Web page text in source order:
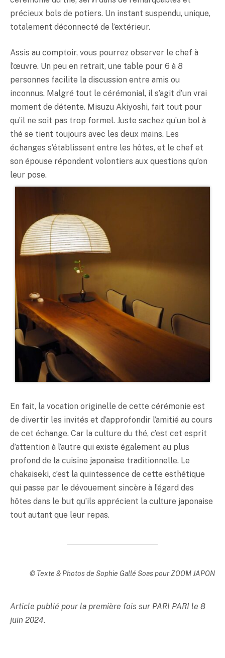
précieux bols de potiers. Un instant suspendu, unique,
totalement déconnecté de l’extérieur.
Assis au comptoir, vous pourrez observer le chef à
l’œuvre. Un peu en retrait, une table pour 6 à 8
personnes facilite la discussion entre amis ou
inconnus. Malgré tout le cérémonial, il s’agit d’un vrai
moment de détente. Misuzu Akiyoshi, fait tout pour
qu’il ne soit pas trop formel. Juste sachez qu’un bol à
thé se tient toujours avec les deux mains. Les
échanges s’établissent entre les hôtes, et le chef et
son épouse répondent volontiers aux questions qu’on
leur pose.
En fait, la vocation originelle de cette cérémonie est
de divertir les invités et d’approfondir l’amitié au cours
de cet échange. Car la culture du thé, c’est cet esprit
d’attention à l’autre qui existe également au plus
profond de la cuisine japonaise traditionnelle. Le
chakaiseki, c’est la quintessence de cette esthétique
qui passe par le dévouement sincère à l’égard des
hôtes dans le but qu’ils apprécient la culture japonaise
tout autant que leur repas.
© Texte & Photos de Sophie Gallé Soas pour ZOOM JAPON
Article publié pour la première fois sur PARI PARI le 8
juin 2024.